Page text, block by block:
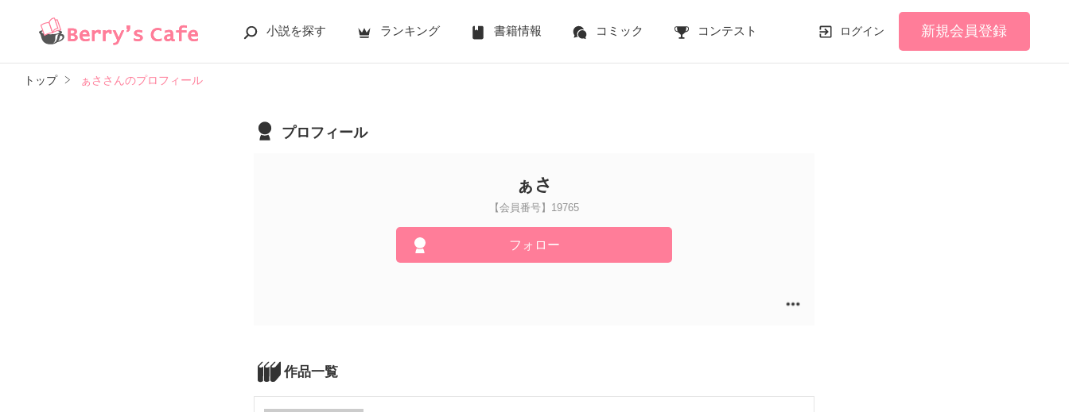
小説を探す ランキング 書籍情報 コミック コンテスト ログイン 新規会員登録
トップ ぁささんのプロフィール
プロフィール
ぁさ
【会員番号】19765
フォロー
作品一覧